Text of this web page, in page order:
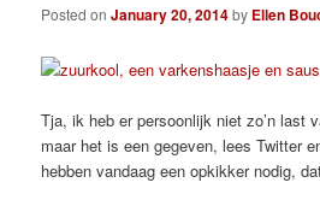
Posted onJanuary 20, 2014by Ellen
Tja, ik heb er persoonlijk niet zo’n last
maar het is een gegeven, lees Twitter
hebben vandaag een opkikker nodig,